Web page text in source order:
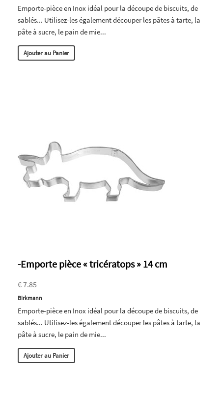
Emporte-pièce en Inox idéal pour la découpe de biscuits, de
sablés... Utilisez-les également découper les pâtes à tarte, la
pâte à sucre, le pain de mie...
Ajouter au Panier
-Emporte pièce « tricératops » 14 cm
€ 7.85
Birkmann
Emporte-pièce en Inox idéal pour la découpe de biscuits, de
sablés... Utilisez-les également découper les pâtes à tarte, la
pâte à sucre, le pain de mie...
Ajouter au Panier